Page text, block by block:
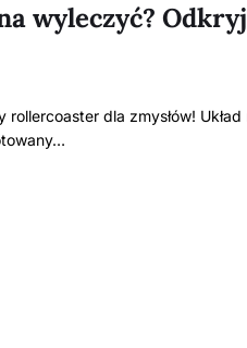
wyleczyć?
dla zmysłów!